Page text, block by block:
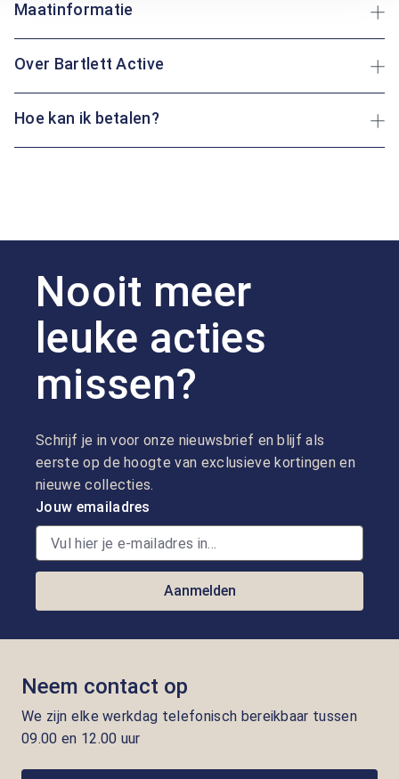
Maatinformatie
Over Bartlett Active
Hoe kan ik betalen?
Nooit meer
leuke acties
missen?
Schrijf je in voor onze nieuwsbrief en blijf als
eerste op de hoogte van exclusieve kortingen en
nieuwe collecties.
Jouw emailadres
Aanmelden
Neem contact op
We zijn elke werkdag telefonisch bereikbaar tussen
09.00 en 12.00 uur